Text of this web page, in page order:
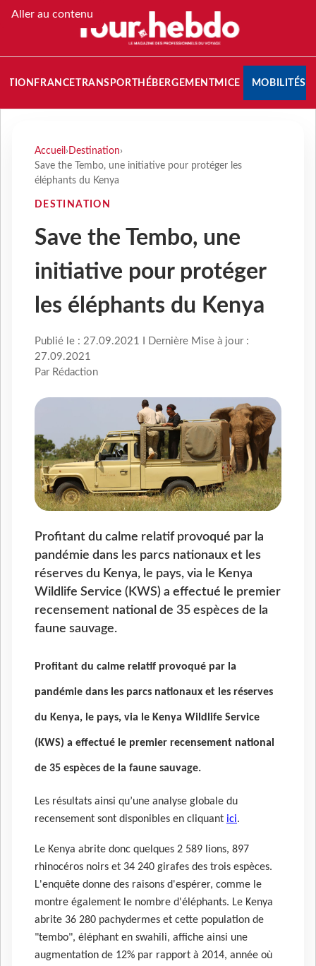
Aller au contenu
FRANCETRANSPORT HÉBERGEMENTMICE MOBILITÉS
Accueil › Destination›
Save the Tembo, une initiative pour protéger les
éléphants du Kenya
DESTINATION
Save the Tembo, une
initiative pour protéger
les éléphants du Kenya
Publié le : 27.09.2021 I Dernière Mise à jour :
27.09.2021
Par Rédaction
Profitant du calme relatif provoqué par la
pandémie dans les parcs nationaux et les
réserves du Kenya, le pays, via le Kenya
Wildlife Service (KWS) a effectué le premier
recensement national de 35 espèces de la
faune sauvage.
Profitant du calme relatif provoqué par la
pandémie dans les parcs nationaux et les réserves
du Kenya, le pays, via le Kenya Wildlife Service
(KWS) a effectué le premier recensement national
de 35 espèces de la faune sauvage.
Les résultats ainsi qu’une analyse globale du
recensement sont disponibles en cliquant ici.
Le Kenya abrite donc quelques 2 589 lions, 897
rhinocéros noirs et 34 240 girafes des trois espèces.
L'enquête donne des raisons d'espérer, comme le
montre également le nombre d'éléphants. Le Kenya
abrite 36 280 pachydermes et cette population de
"tembo", éléphant en swahili, affiche ainsi une
augmentation de 12% par rapport à 2014, année où